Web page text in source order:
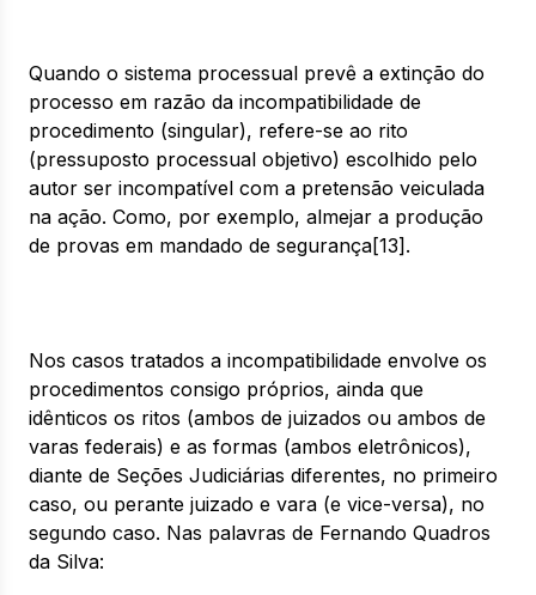
Quando o sistema processual prevê a extinção do
processo em razão da incompatibilidade de
procedimento (singular), refere-se ao rito
(pressuposto processual objetivo) escolhido pelo
autor ser incompatível com a pretensão veiculada
na ação. Como, por exemplo, almejar a produção
de provas em mandado de segurança[13].
Nos casos tratados a incompatibilidade envolve os
procedimentos consigo próprios, ainda que
idênticos os ritos (ambos de juizados ou ambos de
varas federais) e as formas (ambos eletrônicos),
diante de Seções Judiciárias diferentes, no primeiro
caso, ou perante juizado e vara (e vice-versa), no
segundo caso. Nas palavras de Fernando Quadros
da Silva: